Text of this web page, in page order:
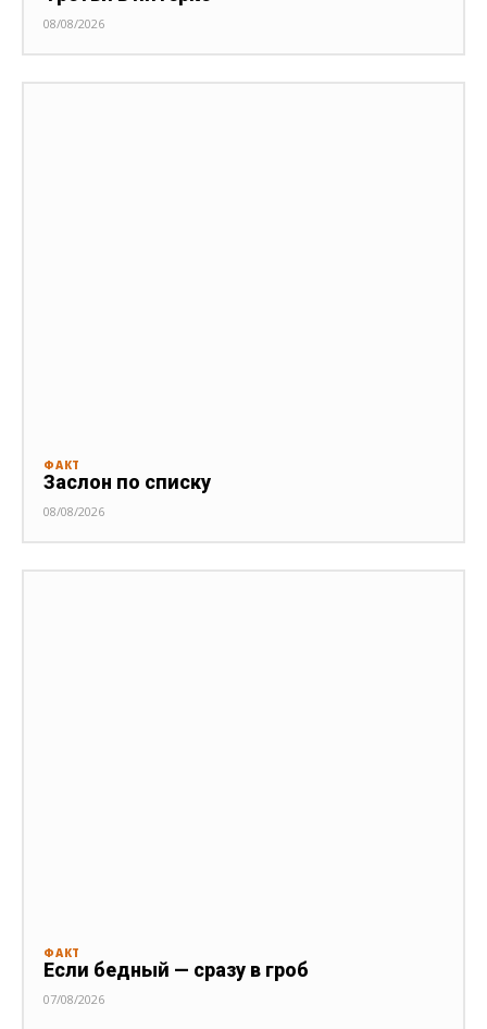
08/08/2026
ФАКТ
Заслон по списку
08/08/2026
ФАКТ
Если бедный — сразу в гроб
07/08/2026